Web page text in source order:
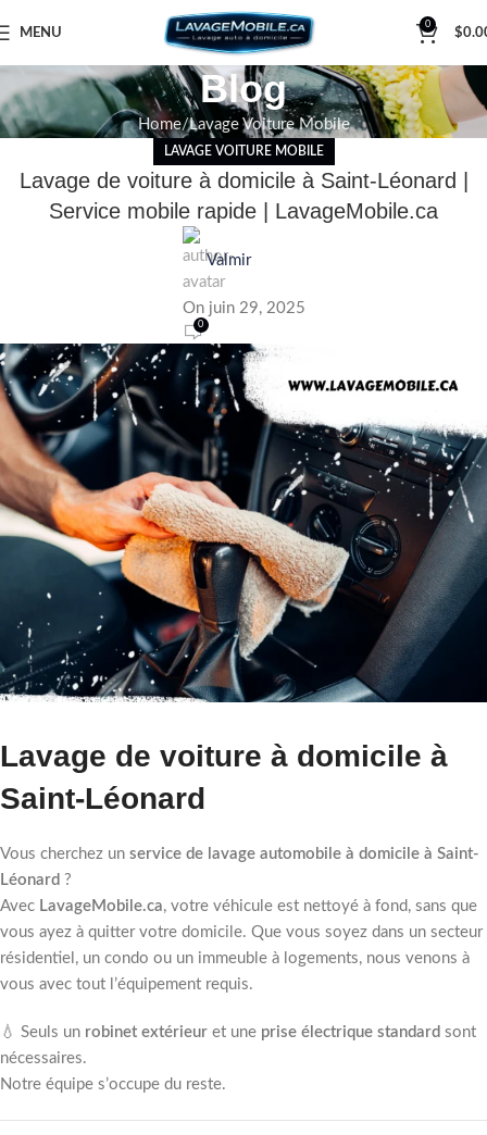
MENU
0
$
Blog
Home Lavage Voiture Mobile
LAVAGE VOITURE MOBILE
Lavage de voiture à domicile à Saint-Léonard |
Service mobile rapide | LavageMobile.ca
Valmir
On juin 29, 2025
0
Lavage de voiture à domicile à
Saint-Léonard
Vous cherchez un service de lavage automobile à domicile à Saint-
Léonard ?
Avec LavageMobile.ca, votre véhicule est nettoyé à fond, sans que
vous ayez à quitter votre domicile. Que vous soyez dans un secteur
résidentiel, un condo ou un immeuble à logements, nous venons à
vous avec tout l’équipement requis.
💧 Seuls un robinet extérieur et une prise électrique standard sont
nécessaires.
Notre équipe s’occupe du reste.